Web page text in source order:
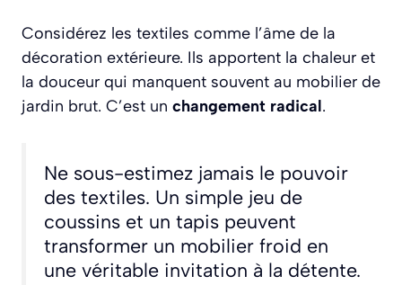
Considérez les textiles comme l’âme de la
décoration extérieure. Ils apportent la chaleur et
la douceur qui manquent souvent au mobilier de
jardin brut. C’est un changement radical.
Ne sous-estimez jamais le pouvoir
des textiles. Un simple jeu de
coussins et un tapis peuvent
transformer un mobilier froid en
une véritable invitation à la détente.